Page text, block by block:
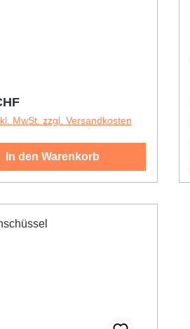
Preis:
MwSt. zzgl. Versandkosten
In den Warenkorb